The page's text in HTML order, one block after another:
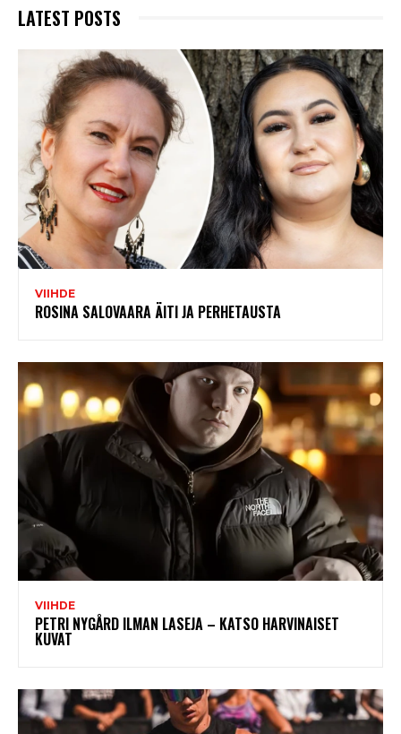
LATEST POSTS
VIIHDE
ROSINA SALOVAARA ÄITI JA PERHETAUSTA
VIIHDE
PETRI NYGÅRD ILMAN LASEJA – KATSO HARVINAISET
KUVAT